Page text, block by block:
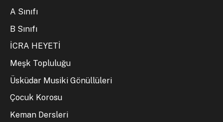
A Sınıfı
B Sınıfı
İCRA HEYETİ
Meşk Topluluğu
Üsküdar Musiki Gönüllüleri
Çocuk Korosu
Keman Dersleri